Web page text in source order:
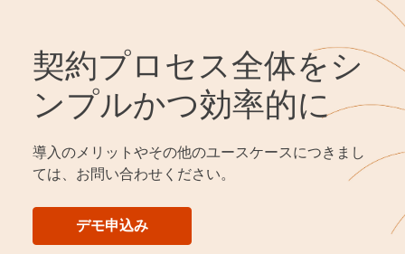
契約プロセス全体をシ
ンプルかつ効率的に
導入のメリットやその他のユースケースにつきまし
ては、お問い合わせください。
デモ申込み